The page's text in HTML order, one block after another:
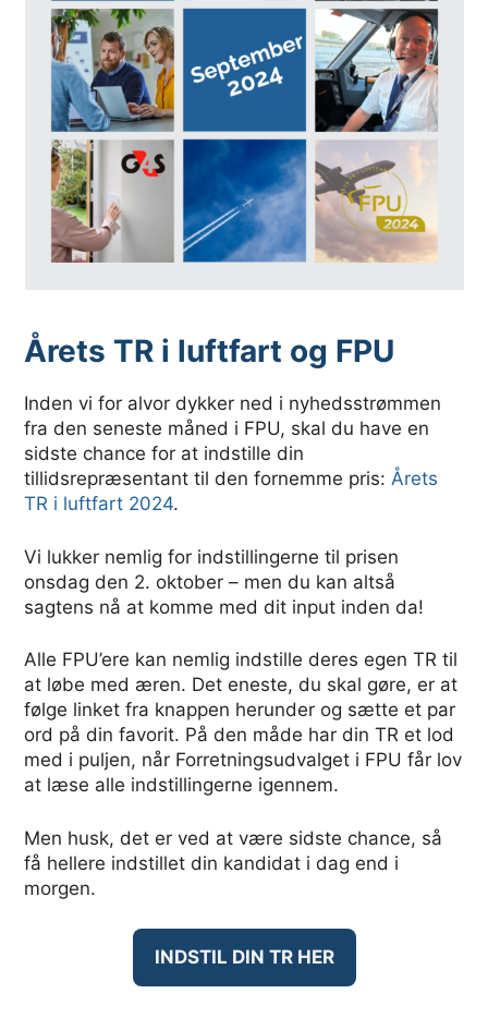
Årets TR i luftfart og FPU
Inden vi for alvor dykker ned i nyhedsstrømmen
fra den seneste måned i FPU, skal du have en
sidste chance for at indstille din
tillidsrepræsentant til den fornemme pris:Årets
TR i luftfart 2024.
Vi lukker nemlig for indstillingerne til prisen
onsdag den 2. oktober – men du kan altså
sagtens nå at komme med dit input inden da!
Alle FPU’ere kan nemlig indstille deres egen TR til
at løbe med æren. Det eneste, du skal gøre, er at
følge linket fra knappen herunder og sætte et par
ord på din favorit. På den måde har din TR et lod
med i puljen, når Forretningsudvalget i FPU får lov
at læse alle indstillingerne igennem.
Men husk, det er ved at være sidste chance, så
få hellere indstillet din kandidat i dag end i
morgen.
INDSTIL DIN TR HER